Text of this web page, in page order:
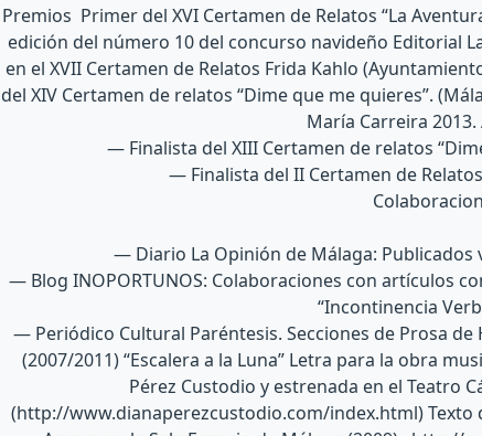
Premios Primer del XVI Certamen de Relatos “La
edición del número 10 del concurso navideño Editorial
en el XVII Certamen de Relatos Frida Kahlo
del XIV Certamen de relatos “Dime que me quieres”.
María Carreira
— Finalista del XIII Certamen de relatos
— Finalista del II Certamen de
— Diario La Opinión de Málaga: Publicados
— Blog INOPORTUNOS: Colaboraciones con artículos
“Incontinencia
— Periódico Cultural Paréntesis. Secciones de Prosa
(2007/2011) “Escalera a la Luna” Letra para la obra
Pérez Custodio y estrenada en el Teatro
(http://www.dianaperezcustodio.com/index.html) Texto